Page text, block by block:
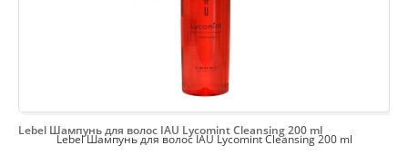
Lebel Шампунь для волос IAU Lycomint Cleansing 200 ml
Lebel Шампунь для волос IAU Lycomint Cleansing 200 ml